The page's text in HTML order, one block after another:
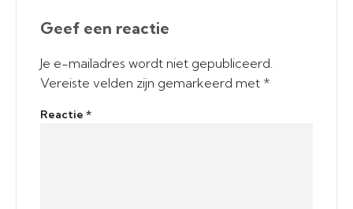
Geef een reactie
Je e-mailadres wordt niet gepubliceerd.
Vereiste velden zijn gemarkeerd met *
Reactie *